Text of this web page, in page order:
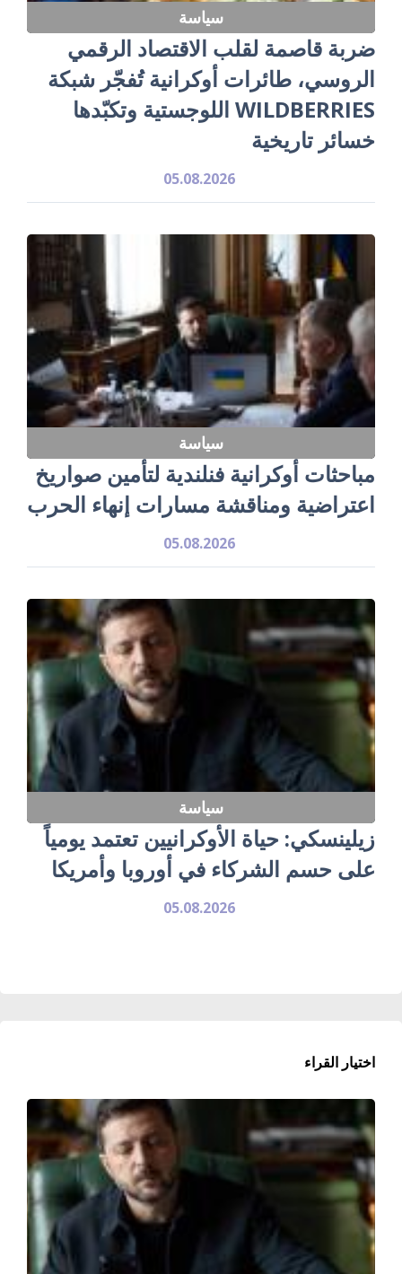
سياسة
ضربة قاصمة لقلب الاقتصاد الرقمي
الروسي، طائرات أوكرانية تُفجّر شبكة
WILDBERRIES اللوجستية وتكبّدها
خسائر تاريخية
05.08.2026
سياسة
مباحثات أوكرانية فنلندية لتأمين صواريخ
اعتراضية ومناقشة مسارات إنهاء الحرب
05.08.2026
سياسة
زيلينسكي: حياة الأوكرانيين تعتمد يومياً
على حسم الشركاء في أوروبا وأمريكا
05.08.2026
اختيار القراء